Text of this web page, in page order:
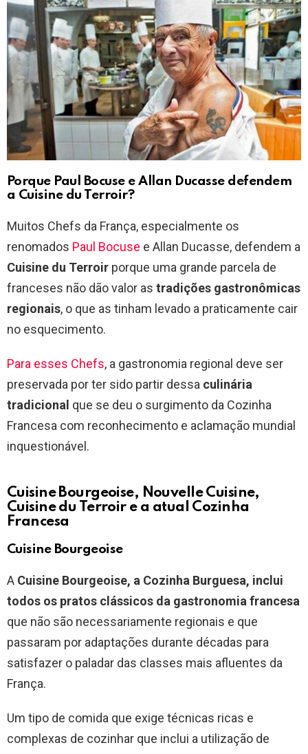
Porque Paul Bocuse e Allan Ducasse defendem
a Cuisine du Terroir?
Muitos Chefs da França, especialmente os
renomados Paul Bocuse e Allan Ducasse, defendem a
Cuisine du Terroir porque uma grande parcela de
franceses não dão valor as tradições gastronômicas
regionais, o que as tinham levado a praticamente cair
no esquecimento.
Para esses Chefs, a gastronomia regional deve ser
preservada por ter sido partir dessa culinária
tradicional que se deu o surgimento da Cozinha
Francesa com reconhecimento e aclamação mundial
inquestionável.
Cuisine Bourgeoise, Nouvelle Cuisine,
Cuisine du Terroir e a atual Cozinha
Francesa
Cuisine Bourgeoise
A Cuisine Bourgeoise, a Cozinha Burguesa, inclui
todos os pratos clássicos da gastronomia francesa
que não são necessariamente regionais e que
passaram por adaptações durante décadas para
satisfazer o paladar das classes mais afluentes da
França.
Um tipo de comida que exige técnicas ricas e
complexas de cozinhar que inclui a utilização de